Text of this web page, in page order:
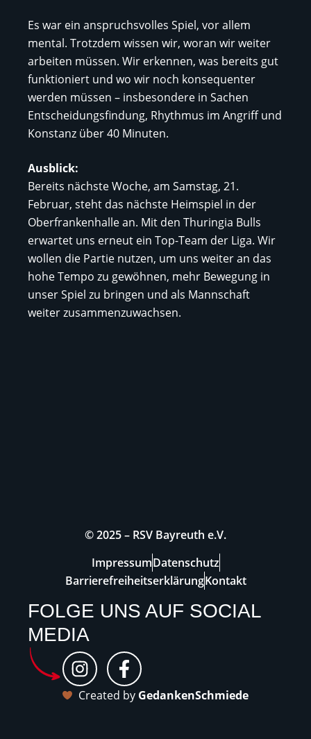
Es war ein anspruchsvolles Spiel, vor allem
mental. Trotzdem wissen wir, woran wir weiter
arbeiten müssen. Wir erkennen, was bereits gut
funktioniert und wo wir noch konsequenter
werden müssen – insbesondere in Sachen
Entscheidungsfindung, Rhythmus im Angriff und
Konstanz über 40 Minuten.
Ausblick:
Bereits nächste Woche, am Samstag, 21.
Februar, steht das nächste Heimspiel in der
Oberfrankenhalle an. Mit den Thuringia Bulls
erwartet uns erneut ein Top-Team der Liga. Wir
wollen die Partie nutzen, um uns weiter an das
hohe Tempo zu gewöhnen, mehr Bewegung in
unser Spiel zu bringen und als Mannschaft
weiter zusammenzuwachsen.
© 2025 – RSV Bayreuth e.V.
ImpressumDatenschutz
BarrierefreiheitserklärungKontakt
FOLGE UNS AUF SOCIAL
MEDIA
I
n
s
F
a
c
Created by GedankenSchmiede